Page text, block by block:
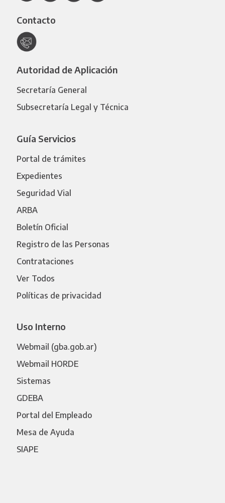
Contacto
Autoridad de Aplicación
Secretaría General
Subsecretaría Legal y Técnica
Guía Servicios
Portal de trámites
Expedientes
Seguridad Vial
ARBA
Boletín Oficial
Registro de las Personas
Contrataciones
Ver Todos
Políticas de privacidad
Uso Interno
Webmail (gba.gob.ar)
Webmail HORDE
Sistemas
GDEBA
Portal del Empleado
Mesa de Ayuda
SIAPE